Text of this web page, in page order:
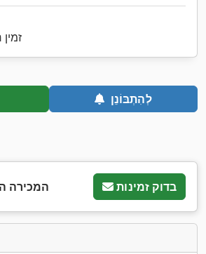
לְהִתְבּוֹנֵן
המכירה בדוק זמינות